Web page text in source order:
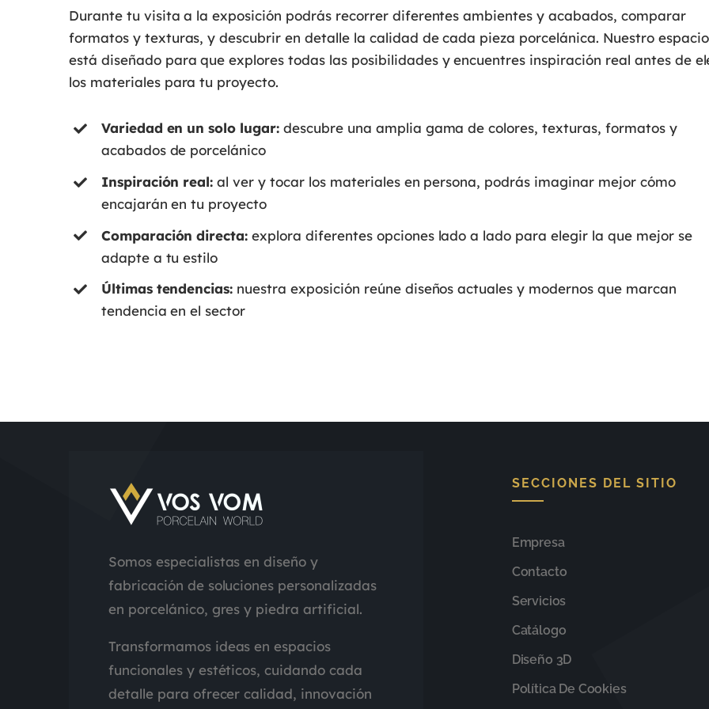
Durante tu visita a la exposición podrás recorrer diferentes ambientes y acabados, comparar
formatos y texturas, y descubrir en detalle la calidad de cada pieza porcelánica. Nuestro espacio
está diseñado para que explores todas las posibilidades y encuentres inspiración real antes de
los materiales para tu proyecto.
Variedad en un solo lugar: descubre una amplia gama de colores, texturas, formatos y
acabados de porcelánico
Inspiración real: al ver y tocar los materiales en persona, podrás imaginar mejor cómo
encajarán en tu proyecto
Comparación directa: explora diferentes opciones lado a lado para elegir la que mejor se
adapte a tu estilo
Últimas tendencias: nuestra exposición reúne diseños actuales y modernos que marcan
tendencia en el sector
Somos especialistas en diseño y
fabricación de soluciones personalizadas
en porcelánico, gres y piedra artificial.
Transformamos ideas en espacios
funcionales y estéticos, cuidando cada
detalle para ofrecer calidad, innovación
SECCIONES DEL SITIO
Empresa
Contacto
Servicios
Catálogo
Diseño 3D
Política De Cookies